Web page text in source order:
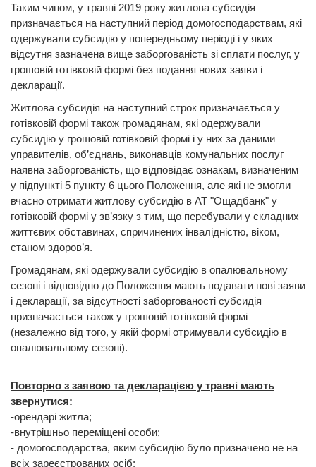
Таким чином, у травні 2019 року житлова субсидія
призначається на наступний період домогосподарствам, які
одержували субсидію у попередньому періоді і у яких
відсутня зазначена вище заборгованість зі сплати послуг, у
грошовій готівковій формі без подання нових заяви і
декларації.
Житлова субсидія на наступний строк призначається у
готівковій формі також громадянам, які одержували
субсидію у грошовій готівковій формі і у них за даними
управителів, об’єднань, виконавців комунальних послуг
наявна заборгованість, що відповідає ознакам, визначеним
у підпункті 5 пункту 6 цього Положення, але які не змогли
вчасно отримати житлову субсидію в АТ "Ощадбанк" у
готівковій формі у зв’язку з тим, що перебували у складних
життєвих обставинах, спричинених інвалідністю, віком,
станом здоров’я.
Громадянам, які одержували субсидію в опалювальному
сезоні і відповідно до Положення мають подавати нові заяви
і декларації, за відсутності заборгованості субсидія
призначається також у грошовій готівковій формі
(незалежно від того, у якій формі отримували субсидію в
опалювальному сезоні).
Повторно з заявою та декларацією у травні мають
звернутися:
-орендарі житла;
-внутрішньо переміщені особи;
- домогосподарства, яким субсидію було призначено не на
всіх зареєстрованих осіб;